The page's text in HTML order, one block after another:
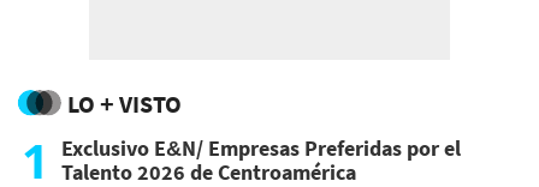
LO + VISTO
1
Exclusivo E&N/ Empresas Preferidas por el
Talento 2026 de Centroamérica